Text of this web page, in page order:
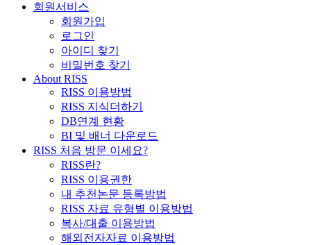
회원서비스
회원가입
로그인
아이디 찾기
비밀번호 찾기
About RISS
RISS 이용방법
RISS 지식더하기
DB연계 현황
BI 및 배너 다운로드
RISS 처음 방문 이세요?
RISS란?
RISS 이용권한
내 추천논문 등록방법
RISS 자료 유형별 이용방법
복사/대출 이용방법
해외전자자료 이용방법